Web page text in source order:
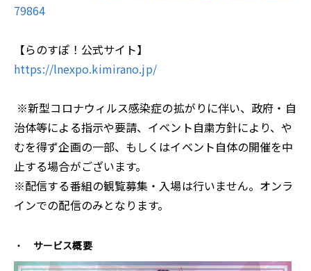
79864
【らのすぽ！公式サイト】
https://lnexpo.kimirano.jp/
※新型コロナウィルス感染症の拡がりに伴い、政府・自
治体等による指示や要請、イベント自粛方針により、や
むを得ず企画の一部、もしくはイベント自体の開催を中
止する場合がございます。
※配信する番組の観覧募集・入場は行いません。オンラ
インでの配信のみとなります。
サービス概要